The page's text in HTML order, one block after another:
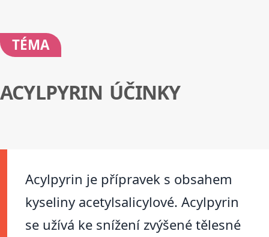
TÉMA
ACYLPYRIN ÚČINKY
Acylpyrin je přípravek s obsahem
kyseliny acetylsalicylové. Acylpyrin
se užívá ke snížení zvýšené tělesné